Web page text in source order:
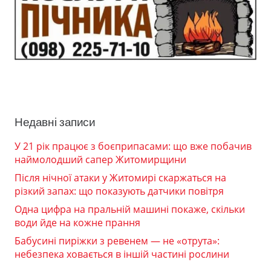
Недавні записи
У 21 рік працює з боєприпасами: що вже побачив
наймолодший сапер Житомирщини
Після нічної атаки у Житомирі скаржаться на
різкий запах: що показують датчики повітря
Одна цифра на пральній машині покаже, скільки
води йде на кожне прання
Бабусині пиріжки з ревенем — не «отрута»:
небезпека ховається в іншій частині рослини